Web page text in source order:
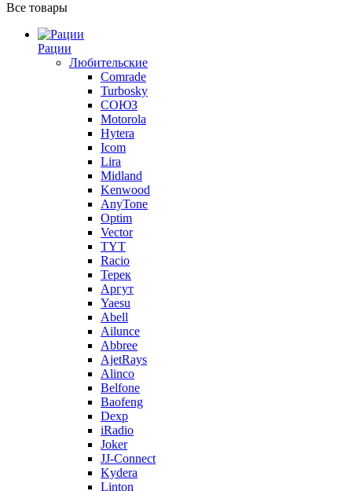
Все товары
Рации
Любительские
Comrade
Turbosky
СОЮЗ
Motorola
Hytera
Icom
Lira
Midland
Kenwood
AnyTone
Optim
Vector
TYT
Racio
Терек
Аргут
Yaesu
Abell
Ailunce
Abbree
AjetRays
Alinco
Belfone
Baofeng
Dexp
iRadio
Joker
JJ-Connect
Kydera
Linton